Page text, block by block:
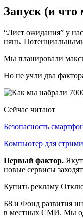
Запуск (и
“Лист ожидания” у
нянь.
Мы планировали
Но не учли два
Сейчас читают
Безопасность
Компьютер для
Первый фактор.
новые сервисы
Купить рекламу
Б8 и Фонд развития
в местных СМИ. Мы